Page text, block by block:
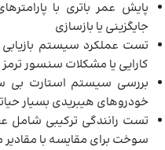
پایش عمر باتری با
جایگزینی یا بازسازی
تست عملکرد سیستم
کارایی یا مشکلات سنسور ترمز
بررسی سیستم استارت بی
خودروهای هیبریدی بسیار
تست رانندگی ترکیبی شامل
سوخت برای مقایسه با مقادیر